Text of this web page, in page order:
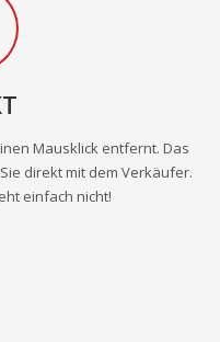
Mausklick entfernt. Das
direkt mit dem Verkäufer.
einfach nicht!